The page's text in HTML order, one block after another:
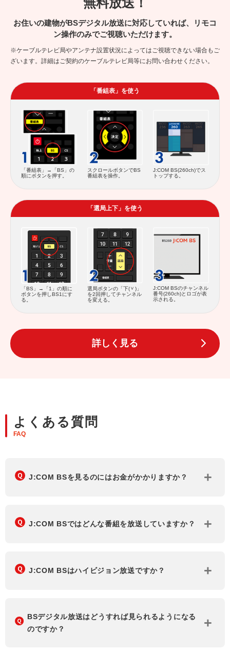
お住いの建物がBSデジタル放送に対応していれば、リモコ
ン操作のみでご視聴いただけます。
※ケーブルテレビ局やアンテナ設置状況によってはご視聴できない場合もご
ざいます。詳細はご契約のケーブルテレビ局等にお問い合わせください。
「番組表」を使う
「番組表」→「BS」の
順にボタンを押す。
スクロールボタンでBS
番組表を操作。
J:COM BS(260ch)でス
トップする。
「選局上下」を使う
「BS」→「1」の順に
ボタンを押しBS1にす
る。
選局ボタンの「下(
)」
を2回押してチャンネル
を変える。
J:COM BSのチャンネル
番号(260ch)とロゴが表
示される。
詳しく見る
よくある質問
FAQ
J:COM BSを見るのにはお金がかかりますか？
J:COM BSではどんな番組を放送していますか？
J:COM BSはハイビジョン放送ですか？
BSデジタル放送はどうすれば見られるようになる
のですか？